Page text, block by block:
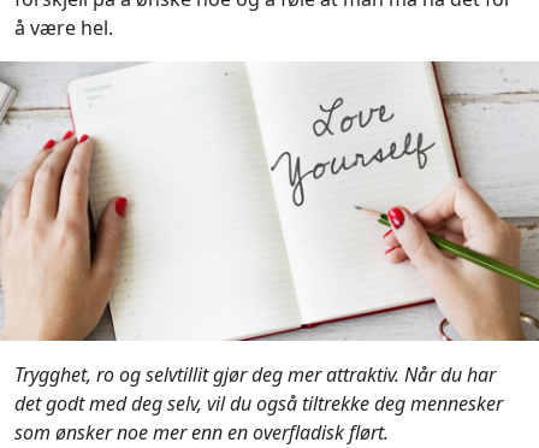
å være hel.
Trygghet, ro og selvtillit gjør deg mer attraktiv. Når du har
det godt med deg selv, vil du også tiltrekke deg mennesker
som ønsker noe mer enn en overfladisk flørt.